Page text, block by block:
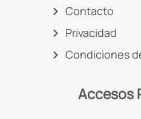
Contacto
Privacidad
Condiciones
Accesos